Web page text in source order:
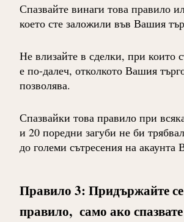
Спазвайте винаги това правило
което сте заложили във Вашия
Не влизайте в сделки, при които
е по-далеч, отколкото Вашия
позволява.
Спазвайки това правило при
и 20 поредни загуби не би
до големи сътресения на акаунта
Правило 3: Придържайте
правило, само ако